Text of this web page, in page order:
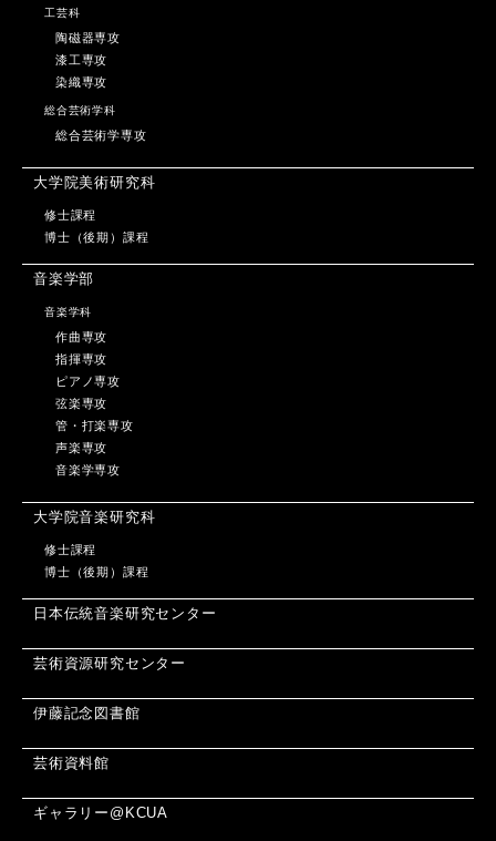
工芸科
陶磁器専攻
漆工専攻
染織専攻
総合芸術学科
総合芸術学専攻
大学院美術研究科
修士課程
博士（後期）課程
音楽学部
音楽学科
作曲専攻
指揮専攻
ピアノ専攻
弦楽専攻
管・打楽専攻
声楽専攻
音楽学専攻
大学院音楽研究科
修士課程
博士（後期）課程
日本伝統音楽研究センター
芸術資源研究センター
伊藤記念図書館
芸術資料館
ギャラリー@KCUA